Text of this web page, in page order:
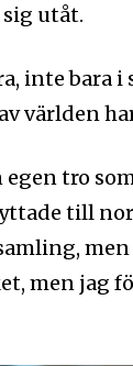
utåt.
inte bara i
världen
tro
till
men jag